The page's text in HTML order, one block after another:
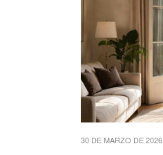
30 DE MARZO DE 2026